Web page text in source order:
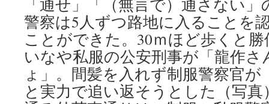
「通せ」「（無言で）通さない
警察は5人ずつ路地に入ることを
ことができた。30ｍほど歩くと
いなや私服の公安刑事が「龍作
ょ」。間髪を入れず制服警察官
と実力で追い返そうとした（写